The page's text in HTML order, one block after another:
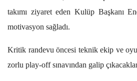
takımı ziyaret eden Kulüp Başkanı
motivasyon sağladı.
Kritik randevu öncesi teknik ekip ve
zorlu play-off sınavından galip